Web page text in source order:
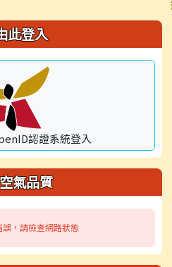
此登入
認證系統登入
氣品質
，請檢查網路狀態